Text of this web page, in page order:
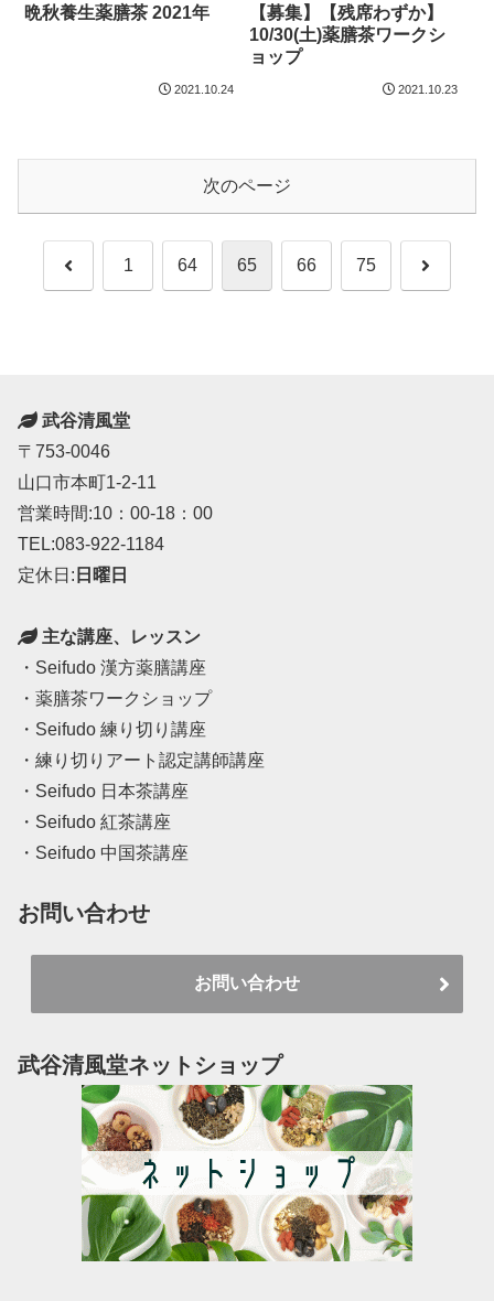
晩秋養生薬膳茶 2021年
2021.10.24
【募集】【残席わずか】
10/30(土)薬膳茶ワークシ
ョップ
2021.10.23
次のページ
前 1 64 65 66 75 次
武谷清風堂
〒753-0046
山口市本町1-2-11
営業時間:10：00-18：00
TEL:083-922-1184
定休日: 日曜日
主な講座、レッスン
・Seifudo 漢方薬膳講座
・薬膳茶ワークショップ
・Seifudo 練り切り講座
・練り切りアート認定講師講座
・Seifudo 日本茶講座
・Seifudo 紅茶講座
・Seifudo 中国茶講座
お問い合わせ
お問い合わせ
武谷清風堂ネットショップ